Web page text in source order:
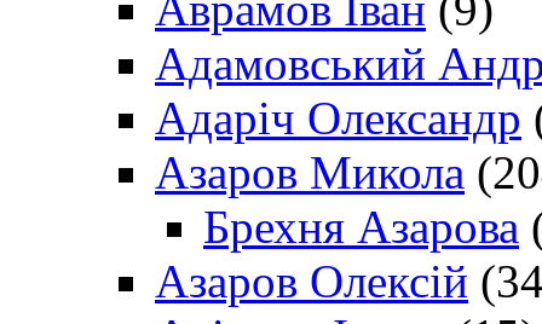
Адамовський
Адаріч Олександр
Азаров Микола
Брехня Азарова
Азаров Олексій